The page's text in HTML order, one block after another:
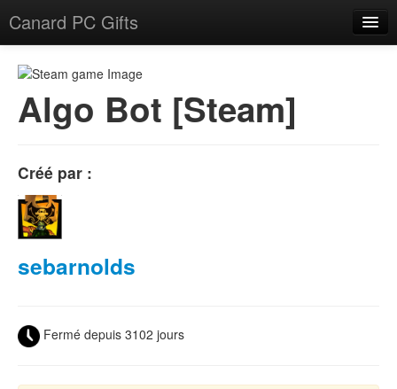
Canard PC Gifts
Algo Bot [Steam]
Créé par :
sebarnolds
Fermé depuis 3102 jours